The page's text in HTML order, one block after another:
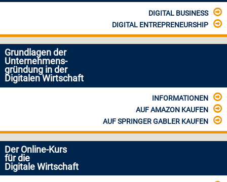
DIGITAL BUSINESS
DIGITAL ENTREPRENEURSHIP
Grundlagen der
Unternehmens-
gründung in der
Digitalen Wirtschaft
INFORMATIONEN
AUF AMAZON KAUFEN
AUF SPRINGER GABLER KAUFEN
Der Online-Kurs
für die
Digitale Wirtschaft